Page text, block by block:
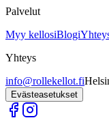
Palvelut
Myy kellosiBlogi
Yhteys
info@rollekellot.fi
Evästeasetukset